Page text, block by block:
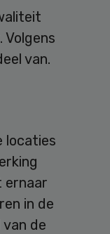
van.
locaties
ernaar
in de
de